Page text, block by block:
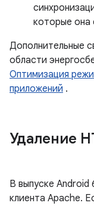
которые она
Дополнительные
области
Оптимизация
приложений .
Удаление
В выпуске
клиента Apache.